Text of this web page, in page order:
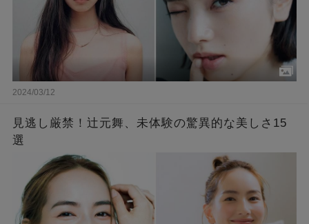
2024/03/12
見逃し厳禁！辻元舞、未体験の驚異的な美しさ15
選